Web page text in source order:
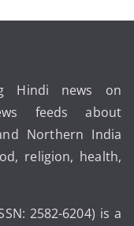
Hindi news on
feeds about
Northern India
religion, health,
2582-6204) is a